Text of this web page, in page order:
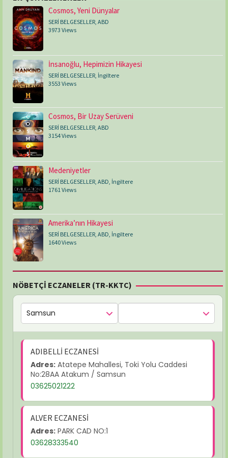
Cosmos, Yeni Dünyalar
SERİ BELGESELLER ABD
3973 Views
İnsanoğlu, Hepimizin Hikayesi
SERİ BELGESELLER İngiltere
3553 Views
Cosmos, Bir Uzay Serüveni
SERİ BELGESELLER, ABD
3154 Views
Medeniyetler
SERİ BELGESELLER, ABD, İngiltere
1761 Views
Amerika’nın Hikayesi
SERİ BELGESELLER ABD İngiltere
1640 Views
NÖBETÇİ ECZANELER (TR-KKTC)
ADIBELLİ ECZANESİ
Adres: Atatepe Mahallesi, Toki Yolu Caddesi
No:28AA Atakum / Samsun
03625021222
ALVER ECZANESİ
Adres: PARK CAD NO:1
03628333540